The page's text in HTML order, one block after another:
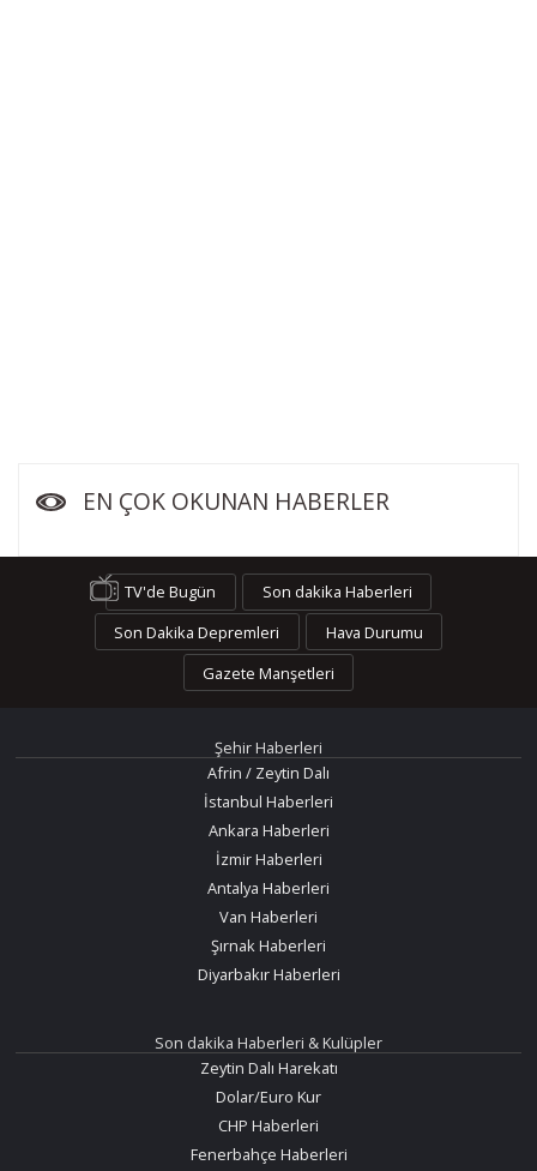
EN ÇOK OKUNAN HABERLER
TV'de Bugün
Son dakika Haberleri
Son Dakika Depremleri
Hava Durumu
Gazete Manşetleri
Şehir Haberleri
Afrin / Zeytin Dalı
İstanbul Haberleri
Ankara Haberleri
İzmir Haberleri
Antalya Haberleri
Van Haberleri
Şırnak Haberleri
Diyarbakır Haberleri
Son dakika Haberleri & Kulüpler
Zeytin Dalı Harekatı
Dolar/Euro Kur
CHP Haberleri
Fenerbahçe Haberleri